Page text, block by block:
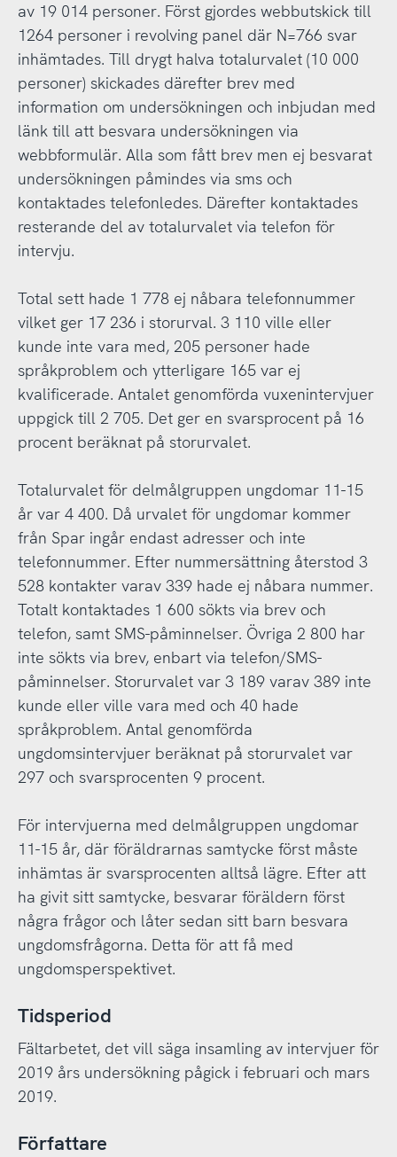
av 19 014 personer. Först gjordes webbutskick till
1264 personer i revolving panel där N=766 svar
inhämtades. Till drygt halva totalurvalet (10 000
personer) skickades därefter brev med
information om undersökningen och inbjudan med
länk till att besvara undersökningen via
webbformulär. Alla som fått brev men ej besvarat
undersökningen påmindes via sms och
kontaktades telefonledes. Därefter kontaktades
resterande del av totalurvalet via telefon för
intervju.
Total sett hade 1 778 ej nåbara telefonnummer
vilket ger 17 236 i storurval. 3 110 ville eller
kunde inte vara med, 205 personer hade
språkproblem och ytterligare 165 var ej
kvalificerade. Antalet genomförda vuxenintervjuer
uppgick till 2 705. Det ger en svarsprocent på 16
procent beräknat på storurvalet.
Totalurvalet för delmålgruppen ungdomar 11-15
år var 4 400. Då urvalet för ungdomar kommer
från Spar ingår endast adresser och inte
telefonnummer. Efter nummersättning återstod 3
528 kontakter varav 339 hade ej nåbara nummer.
Totalt kontaktades 1 600 sökts via brev och
telefon, samt SMS-påminnelser. Övriga 2 800 har
inte sökts via brev, enbart via telefon/SMS-
påminnelser. Storurvalet var 3 189 varav 389 inte
kunde eller ville vara med och 40 hade
språkproblem. Antal genomförda
ungdomsintervjuer beräknat på storurvalet var
297 och svarsprocenten 9 procent.
För intervjuerna med delmålgruppen ungdomar
11-15 år, där föräldrarnas samtycke först måste
inhämtas är svarsprocenten alltså lägre. Efter att
ha givit sitt samtycke, besvarar föräldern först
några frågor och låter sedan sitt barn besvara
ungdomsfrågorna. Detta för att få med
ungdomsperspektivet.
Tidsperiod
Fältarbetet, det vill säga insamling av intervjuer för
2019 års undersökning pågick i februari och mars
2019.
Författare